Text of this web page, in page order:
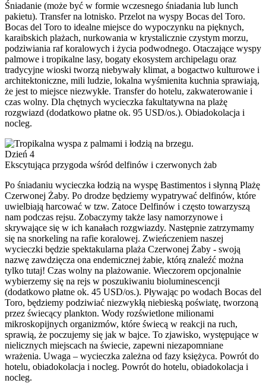
Śniadanie (może być w formie wczesnego śniadania lub lunch
pakietu). Transfer na lotnisko. Przelot na wyspy Bocas del Toro.
Bocas del Toro to idealne miejsce do wypoczynku na pięknych,
karaibskich plażach, nurkowania w krystalicznie czystym morzu,
podziwiania raf koralowych i życia podwodnego. Otaczające wyspy
palmowe i tropikalne lasy, bogaty ekosystem archipelagu oraz
tradycyjne wioski tworzą niebywały klimat, a bogactwo kulturowe i
architektoniczne, mili ludzie, lokalna wyśmienita kuchnia sprawiają,
że jest to miejsce niezwykłe. Transfer do hotelu, zakwaterowanie i
czas wolny. Dla chętnych wycieczka fakultatywna na plażę
rozgwiazd (dodatkowo płatne ok. 95 USD/os.). Obiadokolacja i
nocleg.
Dzień 4
Ekscytująca przygoda wśród delfinów i czerwonych żab
Po śniadaniu wycieczka łodzią na wyspę Bastimentos i słynną Plażę
Czerwonej Żaby. Po drodze będziemy wypatrywać delfinów, które
uwielbiają harcować w tzw. Zatoce Delfinów i często towarzyszą
nam podczas rejsu. Zobaczymy także lasy namorzynowe i
skrywające się w ich kanałach rozgwiazdy. Następnie zatrzymamy
się na snorkeling na rafie koralowej. Zwieńczeniem naszej
wycieczki będzie spektakularna plaża Czerwonej Żaby - swoją
nazwę zawdzięcza ona endemicznej żabie, którą znaleźć można
tylko tutaj! Czas wolny na plażowanie. Wieczorem opcjonalnie
wybierzemy się na rejs w poszukiwaniu bioluminescencji
(dodatkowo płatne ok. 45 USD/os.). Pływając po wodach Bocas del
Toro, będziemy podziwiać niezwykłą niebieską poświatę, tworzoną
przez świecący plankton. Wody rozświetlone milionami
mikroskopijnych organizmów, które świecą w reakcji na ruch,
sprawią, że poczujemy się jak w bajce. To zjawisko, występujące w
nielicznych miejscach na świecie, zapewni niezapomniane
wrażenia. Uwaga – wycieczka zależna od fazy księżyca. Powrót do
hotelu, obiadokolacja i nocleg. Powrót do hotelu, obiadokolacja i
nocleg.